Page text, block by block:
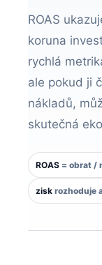
ROAS
koruna
rychlá
ale pokud ji
nákladů,
skutečná
ROAS = obrat /
zisk rozhoduje